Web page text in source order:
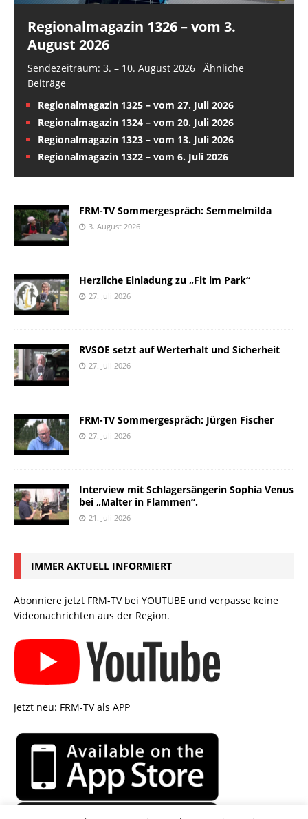
Regionalmagazin 1326 – vom 3.
August 2026
Sendezeitraum: 3. – 10. August 2026 Ähnliche
Beiträge
Regionalmagazin 1325 – vom 27. Juli 2026
Regionalmagazin 1324 – vom 20. Juli 2026
Regionalmagazin 1323 – vom 13. Juli 2026
Regionalmagazin 1322 – vom 6. Juli 2026
FRM-TV Sommergespräch: Semmelmilda
3. August 2026
Herzliche Einladung zu „Fit im Park“
27. Juli 2026
RVSOE setzt auf Werterhalt und Sicherheit
27. Juli 2026
FRM-TV Sommergespräch: Jürgen Fischer
27. Juli 2026
Interview mit Schlagersängerin Sophia Venus
bei „Malter in Flammen“.
21. Juli 2026
IMMER AKTUELL INFORMIERT
Abonniere jetzt FRM-TV bei YOUTUBE und verpasse keine
Videonachrichten aus der Region.
Jetzt neu: FRM-TV als APP